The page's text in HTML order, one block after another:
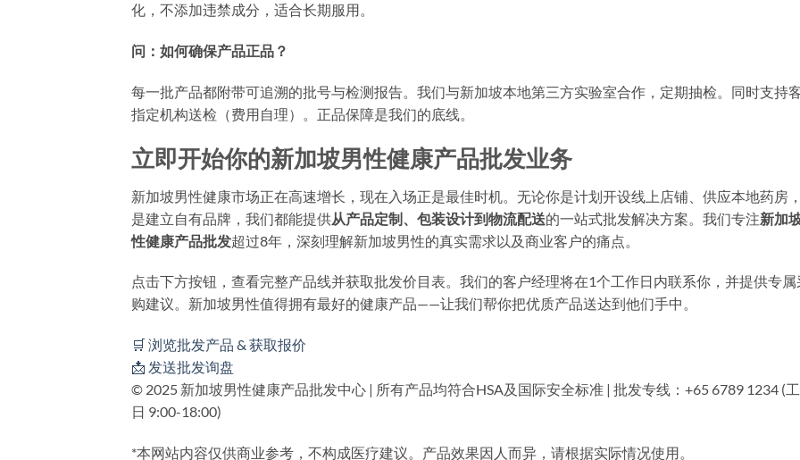
化，不添加违禁成分，适合长期服用。
问：如何确保产品正品？
每一批产品都附带可追溯的批号与检测报告。我们与新加坡本地第三方实验室合作，定期抽检。同时支持
指定机构送检（费用自理）。正品保障是我们的底线。
立即开始你的新加坡男性健康产品批发业务
新加坡男性健康市场正在高速增长，现在入场正是最佳时机。无论你是计划开设线上店铺、供应本地药房
是建立自有品牌，我们都能提供从产品定制、包装设计到物流配送的一站式批发解决方案。我们专注新加
性健康产品批发超过8年，深刻理解新加坡男性的真实需求以及商业客户的痛点。
点击下方按钮，查看完整产品线并获取批发价目表。我们的客户经理将在1个工作日内联系你，并提供专属
购建议。新加坡男性值得拥有最好的健康产品——让我们帮你把优质产品送达到他们手中。
🛒 浏览批发产品 & 获取报价
📩 发送批发询盘
© 2025 新加坡男性健康产品批发中心 | 所有产品均符合HSA及国际安全标准 | 批发专线：+65 6789 1234 (
日 9:00-18:00)
*本网站内容仅供商业参考，不构成医疗建议。产品效果因人而异，请根据实际情况使用。